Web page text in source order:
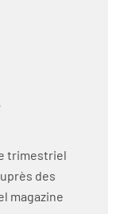
trimestriel
des
magazine